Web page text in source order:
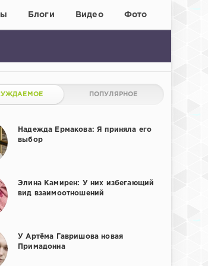
Блоги Видео Фото
ПОПУЛЯРНОЕ
Надежда Ермакова: Я приняла его
выбор
Элина Камирен: У них избегающий
вид взаимоотношений
У Артёма Гавришова новая
Примадонна